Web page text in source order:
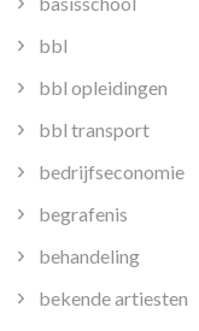
bbl
bbl opleidingen
bbl transport
bedrijfseconomie
begrafenis
behandeling
bekende artiesten